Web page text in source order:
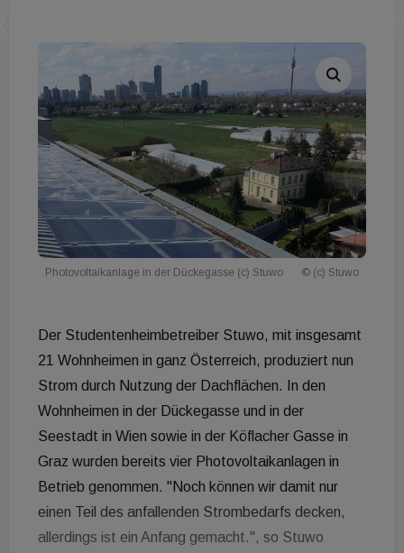
Photovoltaikanlage in der Dückegasse (c) Stuwo © (c) Stuwo
Der Studentenheimbetreiber Stuwo, mit insgesamt
21 Wohnheimen in ganz Österreich, produziert nun
Strom durch Nutzung der Dachflächen. In den
Wohnheimen in der Dückegasse und in der
Seestadt in Wien sowie in der Köflacher Gasse in
Graz wurden bereits vier Photovoltaikanlagen in
Betrieb genommen. "Noch können wir damit nur
einen Teil des anfallenden Strombedarfs decken,
allerdings ist ein Anfang gemacht.", so Stuwo